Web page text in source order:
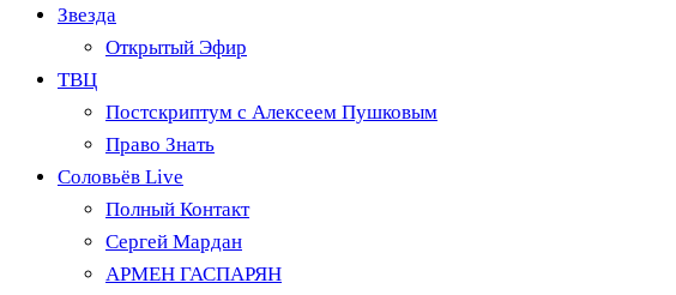
Звезда
Открытый Эфир
ТВЦ
Постскриптум с Алексеем Пушковым
Право Знать
Соловьёв Live
Полный Контакт
Сергей Мардан
АРМЕН ГАСПАРЯН